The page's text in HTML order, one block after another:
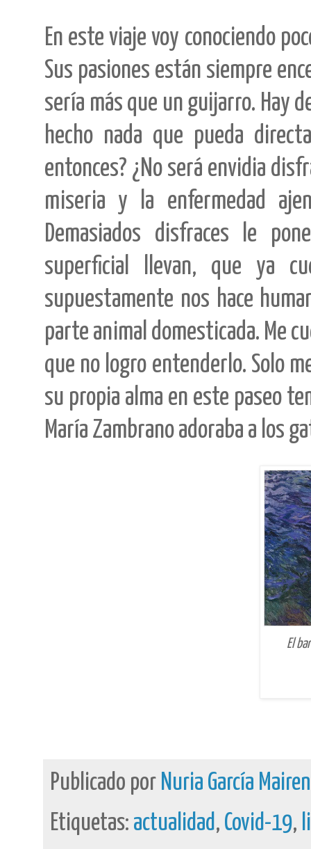
En este viaje voy conociendo
Sus pasiones están siempre
sería más que un guijarro. Hay
hecho nada que pueda
entonces? ¿No será envidia
miseria y la enfermedad
Demasiados disfraces le
superficial llevan, que ya
supuestamente nos hace
parte animal domesticada. Me
que no logro entenderlo. Solo
su propia alma en este paseo
María Zambrano adoraba a los
El
Publicado por Nuria García
Etiquetas: actualidad, Covid-19,